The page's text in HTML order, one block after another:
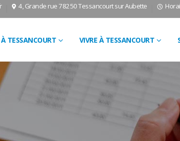
4, Grande rue 78250 Tessancourt sur Aubette
TESSANCOURT VIVRE À TESSANCOURT